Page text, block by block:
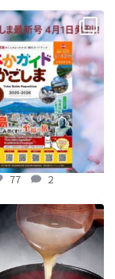
新号、ぜひご覧くださ
い
よかガイド】
...
77 2
77 2
イド】～かごかご . jpか
お知らせ ～
...
89 0